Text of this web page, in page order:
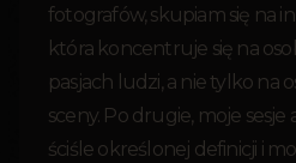
fotografów, skupiam się na
która koncentruje się na
pasjach ludzi, a nie tylko na
sceny. Po drugie, moje
ściśle określonej definicji i